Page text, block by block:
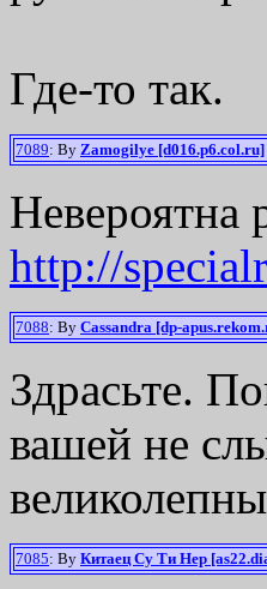
Где-то так.
7089: By Zamogilye [d016.p6.col.ru]
Невероятна
http://
7088: By Cassandra [dp-
Здрасьте.
вашей не
7085: By Китаец Су Ти Нер